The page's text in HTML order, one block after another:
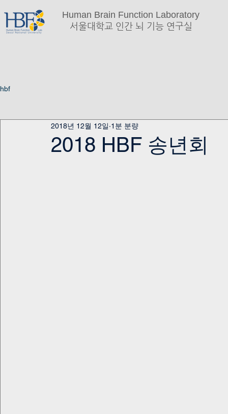
Human Brain Function Laboratory
서울대학교 인간 뇌 기능 연구실
hbf
2018 HBF 송년회
2018년 12월 12일 1분 분량